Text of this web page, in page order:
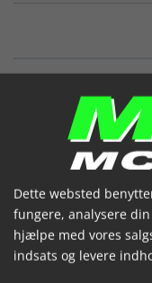
Distanz
(21G21-02)


Dette websted
fungere, analysere
hjælpe med vores
indsats og levere